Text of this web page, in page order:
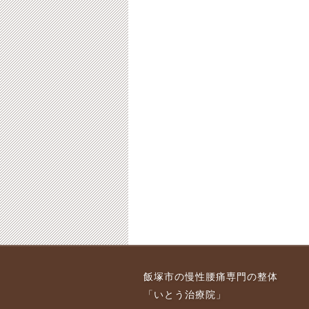
飯塚市の慢性腰痛専門の整体
「いとう治療院」